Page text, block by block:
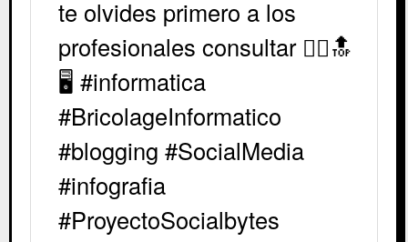
te olvides primero a los
profesionales consultar 🙆‍♂️🔝
🖥️ #informatica
#BricolageInformatico
#blogging #SocialMedia
#infografia
#ProyectoSocialbytes